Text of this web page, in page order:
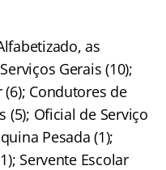
as
Gerais (10);
Condutores de
(5); Oficial de Serviço
Pesada (1);
Servente Escolar